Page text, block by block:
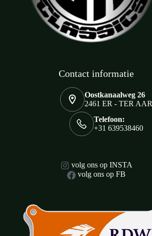
Contact informatie
Oostkanaalweg 26
2461 ER - TER AAR
Telefoon:
+31 639538460
volg ons op INSTA
volg ons op FB